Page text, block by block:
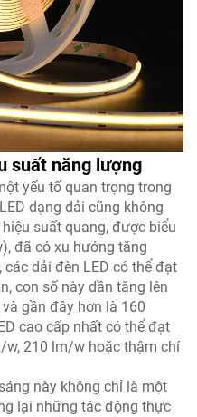
suất năng lượng
yếu tố quan trọng trong
dạng dải cũng không
suất quang, được biểu
đã có xu hướng tăng
dải đèn LED có thể đạt
con số này dần tăng lên
gần đây hơn là 160
cao cấp nhất có thể đạt
210 lm/w hoặc thậm chí
này không chỉ là một
lại những tác động thực